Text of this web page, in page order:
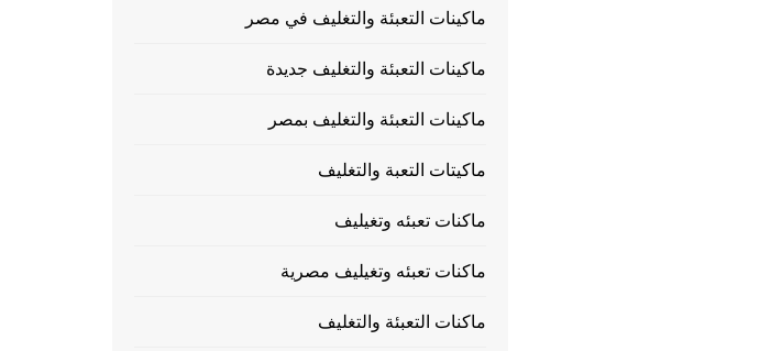
ماكينات التعبئة والتغليف في مصر
ماكينات التعبئة والتغليف جديدة
ماكينات التعبئة والتغليف بمصر
ماكيتات التعبة والتغليف
ماكنات تعبئه وتغيليف
ماكنات تعبئه وتغيليف مصرية
ماكنات التعبئة والتغليف